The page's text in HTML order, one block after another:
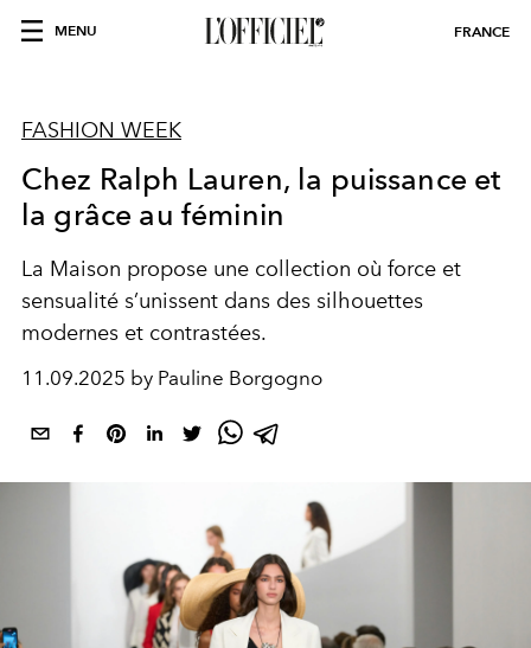
MENU FRANCE
FASHION WEEK
Chez Ralph Lauren, la puissance et
la grâce au féminin
La Maison propose une collection où force et
sensualité s’unissent dans des silhouettes
modernes et contrastées.
11.09.2025 by Pauline Borgogno